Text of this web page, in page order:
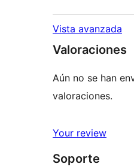
Vista avanzada
Valoraciones
Aún no se han
valoraciones.
Your review
Soporte